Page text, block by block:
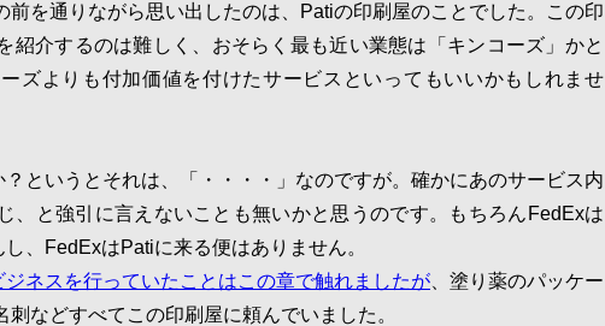
前を通りながら思い出したのは、Patiの印刷屋のことでした。この印
紹介するのは難しく、おそらく最も近い業態は「キンコーズ」かと
ズよりも付加価値を付けたサービスといってもいいかもしれませ
というとそれは、「・・・・」なのですが。確かにあのサービス内
、と強引に言えないことも無いかと思うのです。もちろんFedExは
、FedExはPatiに来る便はありません。
ジネスを行っていたことはこの章で触れましたが 、塗り薬のパッケー
などすべてこの印刷屋に頼んでいました。